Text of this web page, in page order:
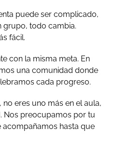
puede ser complicado,
grupo, todo cambia.
fácil.
con la misma meta. En
una comunidad donde
cada progreso.
eres uno más en el aula,
Nos preocupamos por tu
hasta que